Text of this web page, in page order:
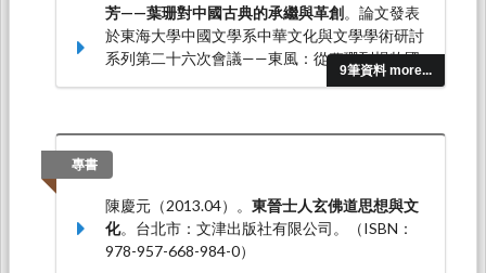
9筆資料 more...
芳——葉珊對中國古典的承繼與革創。論文發表
於東海大學中國文學系中華文化與文學學術研討
系列第二十六次會議——東風：從葉珊到楊牧國
際學術研討會，東海大學：東海大學中國文學
陳慶元*（2019.11）。魏晉贈答風氣與玄言詩嬗
新變學術研討會，東海大學：東海大學中國文學
系。
專書
陳慶元（2013.04）。 東晉士人玄佛道思想與文
化。台北市：文津出版社有限公司。（ISBN：
978-957-668-984-0）